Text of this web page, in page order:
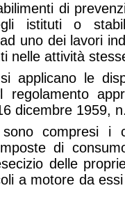
di
istituti o
uno dei lavori
nelle attività
applicano le
dicembre 1959,
compresi i
di
delle
a motore da